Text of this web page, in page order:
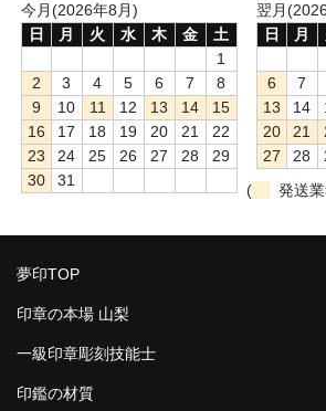
今月(2026年8月)
日
月 火 水 木 金
土
1
2
3 4 5 6 7
8
9
10 11 12 13 14
15
16
17 18 19 20 21
22
23
24 25 26 27 28
29
30
31
翌月
日
月
6
7
13
14
20
21
27
28
(
発送
夢印TOP
印章の本場 山梨
一級印章彫刻技能士
印鑑の材質